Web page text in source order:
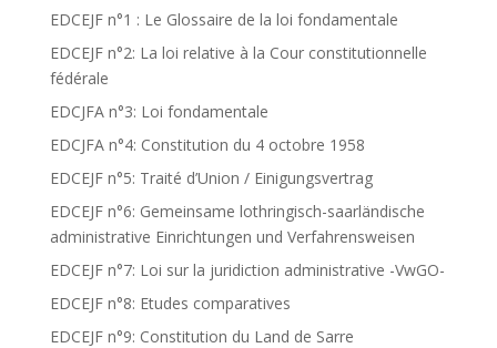
EDCEJF n°1 : Le Glossaire de la loi fondamentale
EDCEJF n°2: La loi relative à la Cour constitutionnelle
fédérale
EDCJFA n°3: Loi fondamentale
EDCJFA n°4: Constitution du 4 octobre 1958
EDCEJF n°5: Traité d’Union / Einigungsvertrag
EDCEJF n°6: Gemeinsame lothringisch-saarländische
administrative Einrichtungen und Verfahrensweisen
EDCEJF n°7: Loi sur la juridiction administrative -VwGO-
EDCEJF n°8: Etudes comparatives
EDCEJF n°9: Constitution du Land de Sarre